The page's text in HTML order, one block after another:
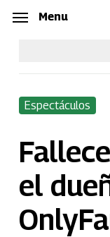
Skip
content
Menu
Espectáculos
el
Menu